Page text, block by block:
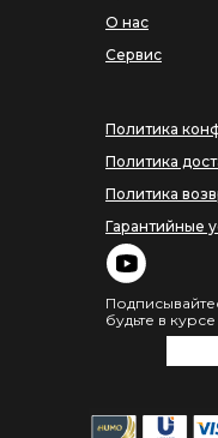
будьте в
О нас
Сервис
Политика
Политика
Политика
Гарантийные